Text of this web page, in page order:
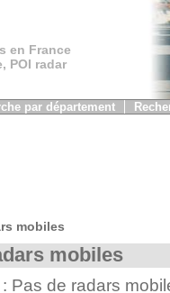
en France
POI radar
par département
mobiles
mobiles
Pas de radars